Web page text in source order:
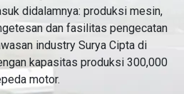
didalamnya: produksi mesin,
dan fasilitas pengecatan
industry Surya Cipta di
kapasitas produksi 300,000
motor.